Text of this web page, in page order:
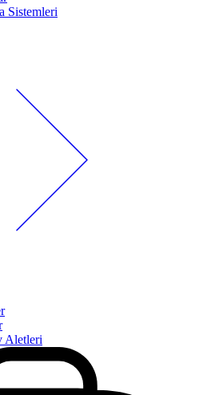
Sistemleri
Aletleri